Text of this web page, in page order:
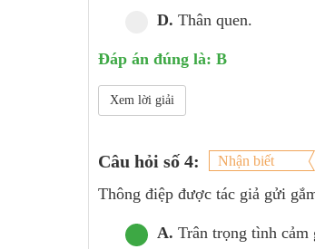
D. Thân quen.
Đáp án đúng là: B
Xem lời giải
Câu hỏi số 4: Nhận biết
Thông điệp được tác giả gửi
A. Trân trọng tình